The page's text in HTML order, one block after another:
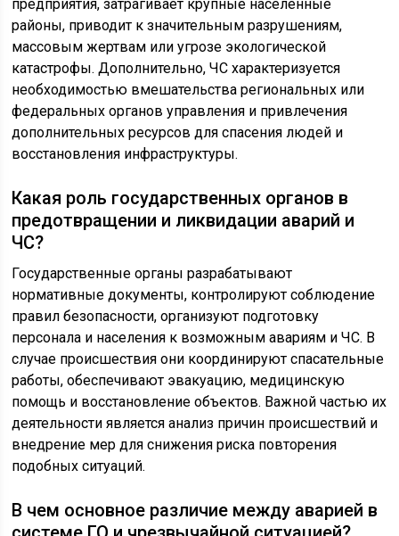
предприятия, затрагивает крупные населенные
районы, приводит к значительным разрушениям,
массовым жертвам или угрозе экологической
катастрофы. Дополнительно, ЧС характеризуется
необходимостью вмешательства региональных или
федеральных органов управления и привлечения
дополнительных ресурсов для спасения людей и
восстановления инфраструктуры.
Какая роль государственных органов в
предотвращении и ликвидации аварий и
ЧС?
Государственные органы разрабатывают
нормативные документы, контролируют соблюдение
правил безопасности, организуют подготовку
персонала и населения к возможным авариям и ЧС. В
случае происшествия они координируют спасательные
работы, обеспечивают эвакуацию, медицинскую
помощь и восстановление объектов. Важной частью их
деятельности является анализ причин происшествий и
внедрение мер для снижения риска повторения
подобных ситуаций.
В чем основное различие между аварией в